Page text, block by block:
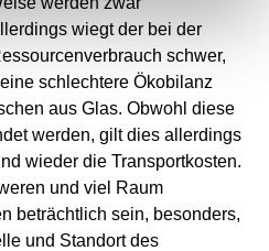
wiegt der bei der
schwer,
schlechtere Ökobilanz
aus Glas. Obwohl diese
werden, gilt dies allerdings
wieder die Transportkosten.
und viel Raum
beträchtlich sein, besonders,
und Standort des